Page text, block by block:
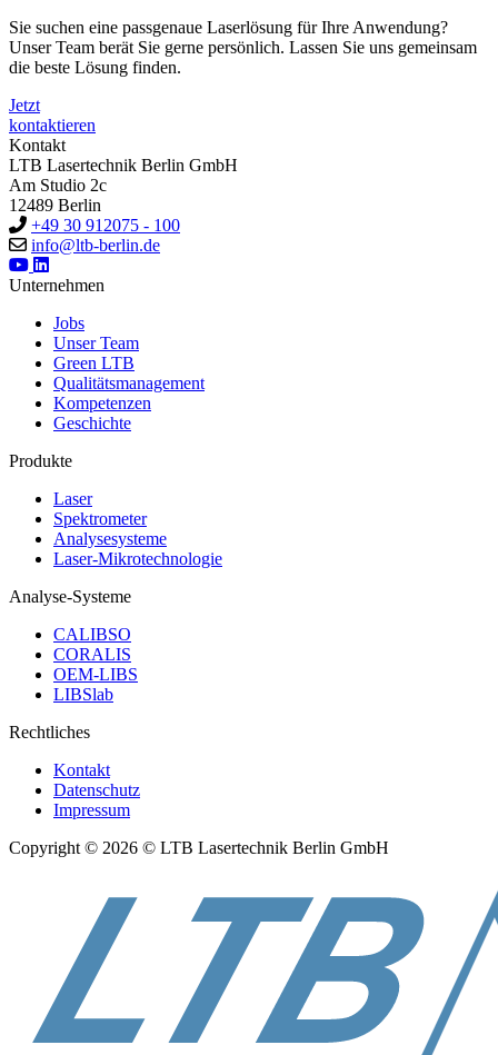
Sie suchen eine passgenaue Laserlösung für Ihre Anwendung?
Unser Team berät Sie gerne persönlich. Lassen Sie uns gemeinsam
die beste Lösung finden.
Jetzt
kontaktieren
Kontakt
LTB Lasertechnik Berlin GmbH
Am Studio 2c
12489 Berlin
+49 30 912075 - 100
info@ltb-berlin.de
Unternehmen
Jobs
Unser Team
Green LTB
Qualitätsmanagement
Kompetenzen
Geschichte
Produkte
Laser
Spektrometer
Analysesysteme
Laser-Mikrotechnologie
Analyse-Systeme
CALIBSO
CORALIS
OEM-LIBS
LIBSlab
Rechtliches
Kontakt
Datenschutz
Impressum
Copyright © 2026 © LTB Lasertechnik Berlin GmbH